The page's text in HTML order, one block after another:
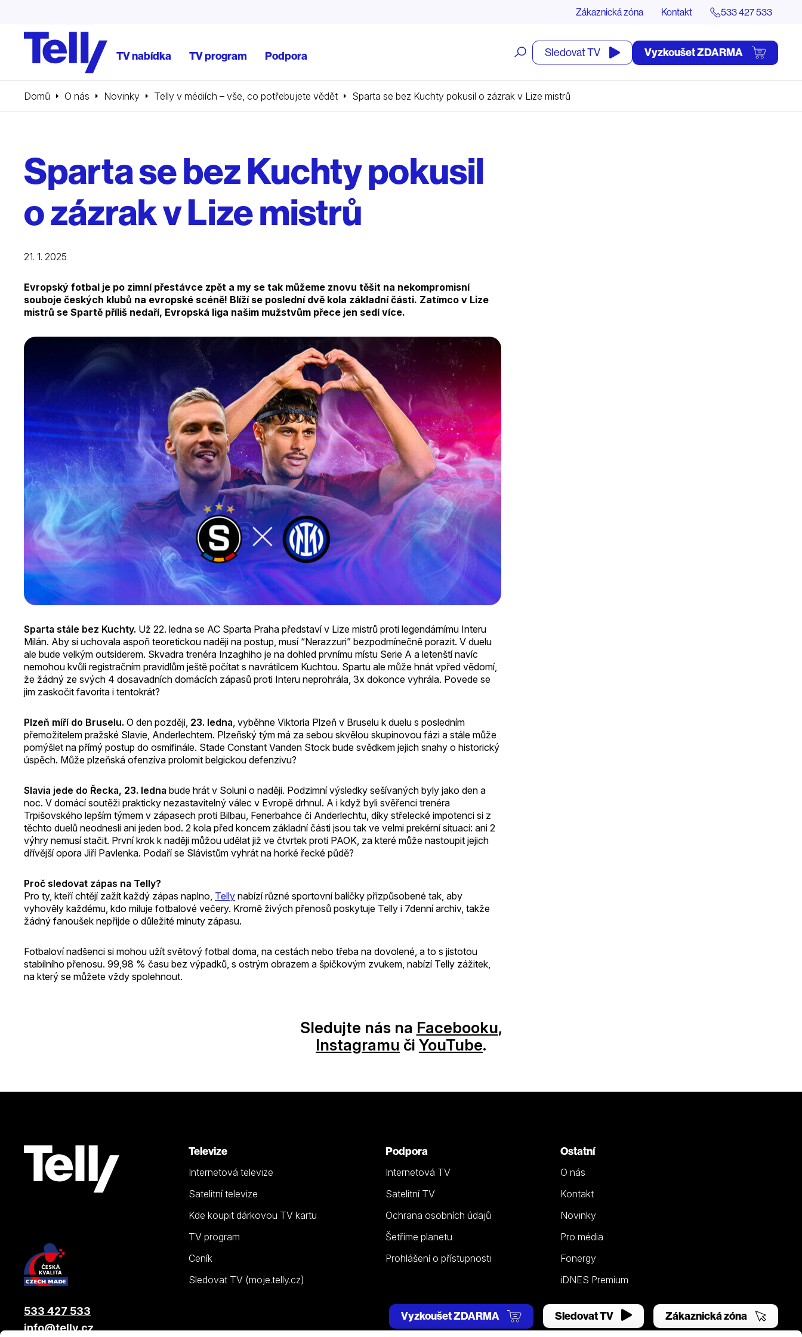
Zákaznická zóna Kontakt 533 427 533
TV nabídka TV program Podpora
Otevřít
vyhledávání
Sledovat TV Vyzkoušet ZDARMA
Domů O nás Novinky Telly v médiích – vše, co potřebujete vědět Sparta se bez Kuchty pokusil o zázrak v Lize mistrů
Sparta se bez Kuchty pokusil
o zázrak v Lize mistrů
21. 1. 2025
Evropský fotbal je po zimní přestávce zpět a my se tak můžeme znovu těšit na nekompromisní
souboje českých klubů na evropské scéně! Blíží se poslední dvě kola základní části. Zatímco v Lize
mistrů se Spartě příliš nedaří, Evropská liga našim mužstvům přece jen sedí více.
Sparta stále bez Kuchty. Už 22. ledna se AC Sparta Praha představí v Lize mistrů proti legendárnímu Interu
Milán. Aby si uchovala aspoň teoretickou naději na postup, musí “Nerazzuri” bezpodmínečně porazit. V duelu
ale bude velkým outsiderem. Skvadra trenéra Inzaghiho je na dohled prvnímu místu Serie A a letenští navíc
nemohou kvůli registračním pravidlům ještě počítat s navrátilcem Kuchtou. Spartu ale může hnát vpřed vědomí,
že žádný ze svých 4 dosavadních domácích zápasů proti Interu neprohrála, 3x dokonce vyhrála. Povede se
jim zaskočit favorita i tentokrát?
Plzeň míří do Bruselu. O den později, 23. ledna, vyběhne Viktoria Plzeň v Bruselu k duelu s posledním
přemožitelem pražské Slavie, Anderlechtem. Plzeňský tým má za sebou skvělou skupinovou fázi a stále může
pomýšlet na přímý postup do osmifinále. Stade Constant Vanden Stock bude svědkem jejich snahy o historický
úspěch. Může plzeňská ofenzíva prolomit belgickou defenzivu?
Slavia jede do Řecka, 23. ledna bude hrát v Soluni o naději. Podzimní výsledky sešívaných byly jako den a
noc. V domácí soutěži prakticky nezastavitelný válec v Evropě drhnul. A i když byli svěřenci trenéra
Trpišovského lepším týmem v zápasech proti Bilbau, Fenerbahce či Anderlechtu, díky střelecké impotenci si z
těchto duelů neodnesli ani jeden bod. 2 kola před koncem základní části jsou tak ve velmi prekérní situaci: ani 2
výhry nemusí stačit. První krok k naději můžou udělat již ve čtvrtek proti PAOK, za které může nastoupit jejich
dřívější opora Jiří Pavlenka. Podaří se Slávistům vyhrát na horké řecké půdě?
Proč sledovat zápas na Telly?
Pro ty, kteří chtějí zažít každý zápas naplno, Telly nabízí různé sportovní balíčky přizpůsobené tak, aby
vyhověly každému, kdo miluje fotbalové večery. Kromě živých přenosů poskytuje Telly i 7denní archiv, takže
žádný fanoušek nepřijde o důležité minuty zápasu.
Fotbaloví nadšenci si mohou užít světový fotbal doma, na cestách nebo třeba na dovolené, a to s jistotou
stabilního přenosu. 99,98 % času bez výpadků, s ostrým obrazem a špičkovým zvukem, nabízí Telly zážitek,
na který se můžete vždy spolehnout.
Sledujte nás na Facebooku,
Instagramu či YouTube.
Televize
Internetová televize
Satelitní televize
Kde koupit dárkovou TV kartu
TV program
Ceník
Sledovat TV (moje.telly.cz)
Podpora
Internetová TV
Satelitní TV
Ochrana osobních údajů
Šetříme planetu
Prohlášení o přístupnosti
Ostatní
O nás
Kontakt
Novinky
Pro média
Fonergy
iDNES Premium
533 427 533
info@telly.cz
Vyzkoušet ZDARMA Sledovat TV Zákaznická zóna